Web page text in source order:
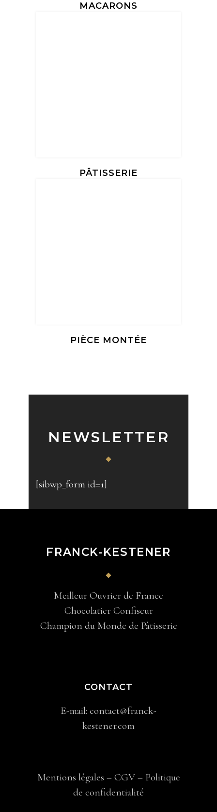
MACARONS
PÂTISSERIE
PIÈCE MONTÉE
NEWSLETTER
[sibwp_form id=1]
FRANCK-KESTENER
Meilleur Ouvrier de France
Chocolatier Confiseur
Champion du Monde de Pâtisserie
CONTACT
E-mail: contact@franck-
kestener.com
Mentions légales – CGV– Politique
de confidentialité